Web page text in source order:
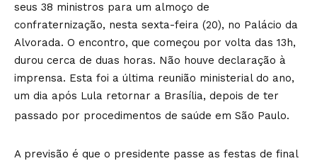
seus 38 ministros para um almoço de
confraternização, nesta sexta-feira (20), no Palácio da
Alvorada. O encontro, que começou por volta das 13h,
durou cerca de duas horas. Não houve declaração à
imprensa. Esta foi a última reunião ministerial do ano,
um dia após Lula retornar a Brasília, depois de ter
passado por procedimentos de saúde em São Paulo.
A previsão é que o presidente passe as festas de final